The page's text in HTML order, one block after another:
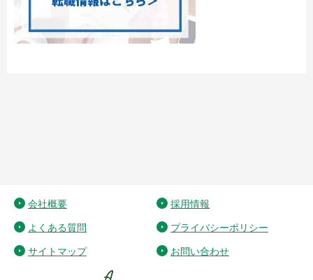
会社概要 採用情報
よくある質問 プライバシーポリシー
サイトマップ お問い合わせ